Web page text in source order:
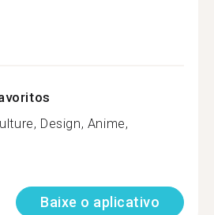
Design, Anime,
Baixe o aplicativo